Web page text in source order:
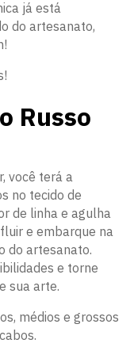
já está
do artesanato,
Russo
você terá a
no tecido de
de linha e agulha
e embarque na
do artesanato.
e torne
sua arte.
médios e grossos